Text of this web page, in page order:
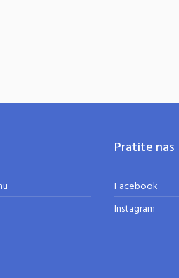
Pratite nas
Facebook
Instagram